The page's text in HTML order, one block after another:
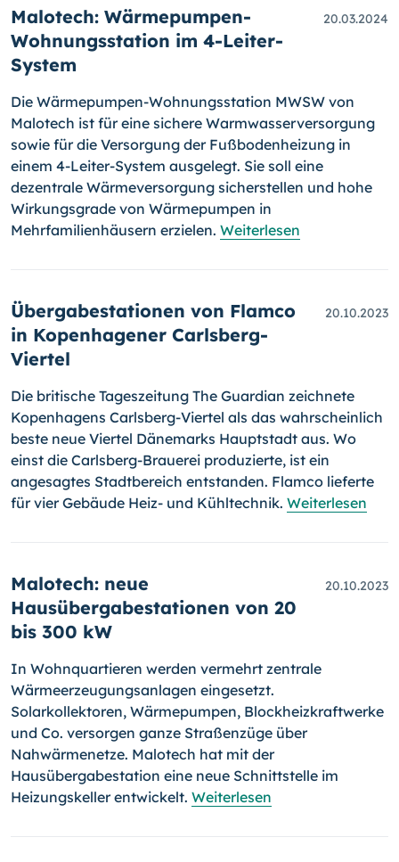
Malotech: Wärmepumpen-
Wohnungsstation im 4-Leiter-
System
20.03.2024
Die Wärmepumpen-Wohnungsstation MWSW von
Malotech ist für eine sichere Warmwasserversorgung
sowie für die Versorgung der Fußbodenheizung in
einem 4-Leiter-System ausgelegt. Sie soll eine
dezentrale Wärmeversorgung sicherstellen und hohe
Wirkungsgrade von Wärmepumpen in
Mehrfamilienhäusern erzielen. Weiterlesen
Übergabestationen von Flamco
in Kopenhagener Carlsberg-
Viertel
20.10.2023
Die britische Tageszeitung The Guardian zeichnete
Kopenhagens Carlsberg-Viertel als das wahrscheinlich
beste neue Viertel Dänemarks Hauptstadt aus. Wo
einst die Carlsberg-Brauerei produzierte, ist ein
angesagtes Stadtbereich entstanden. Flamco lieferte
für vier Gebäude Heiz- und Kühltechnik. Weiterlesen
Malotech: neue
Hausübergabestationen von 20
bis 300 kW
20.10.2023
In Wohnquartieren werden vermehrt zentrale
Wärmeerzeugungsanlagen eingesetzt.
Solarkollektoren, Wärmepumpen, Blockheizkraftwerke
und Co. versorgen ganze Straßenzüge über
Nahwärmenetze. Malotech hat mit der
Hausübergabestation eine neue Schnittstelle im
Heizungskeller entwickelt. Weiterlesen